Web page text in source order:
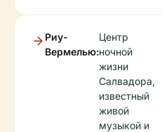
Риу-
Вермелью:
Центр
ночной
жизни
Салвадора,
известный
живой
музыкой и